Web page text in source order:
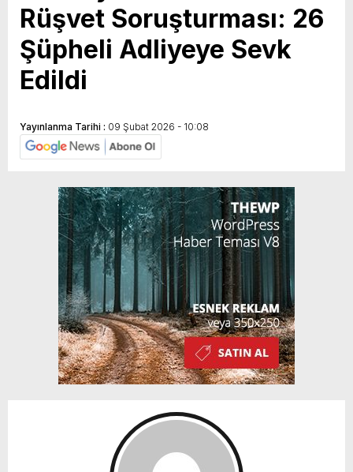
Rüşvet Soruşturması: 26
Şüpheli Adliyeye Sevk
Edildi
Yayınlanma Tarihi : 09 Şubat 2026 - 10:08